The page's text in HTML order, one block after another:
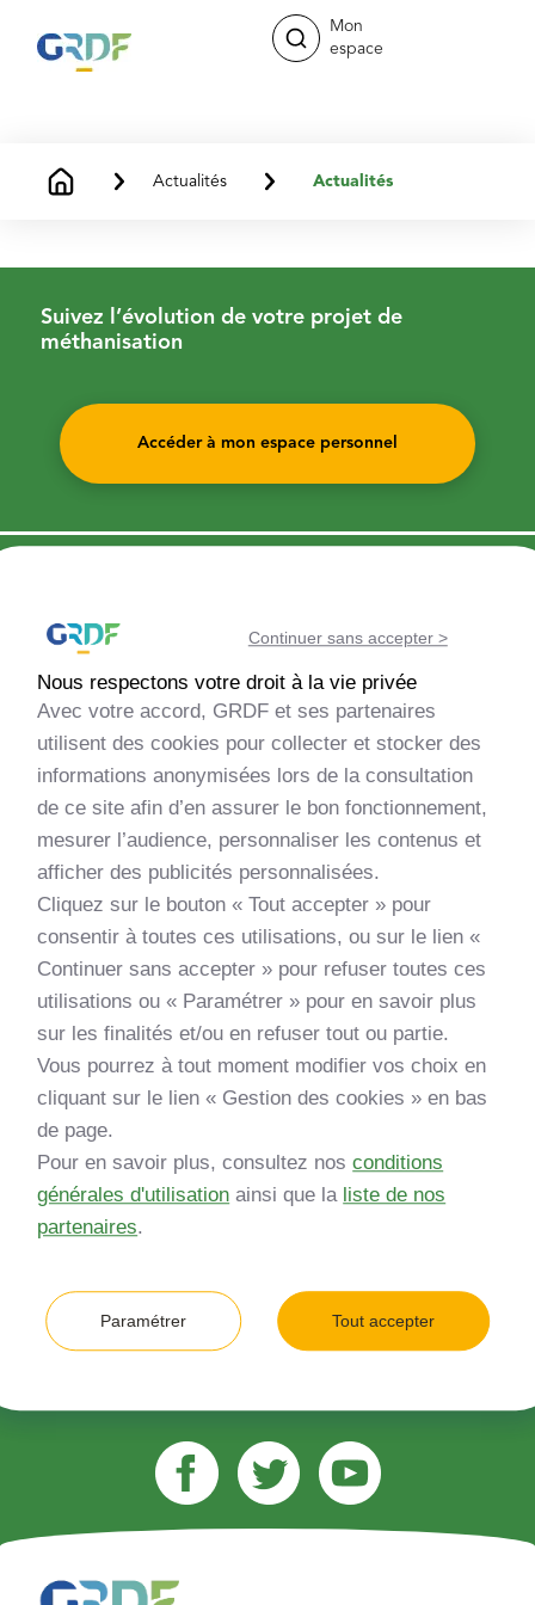
Mon
espace
Actualités Actualités
Suivez l’évolution de votre projet de
méthanisation
Accéder à mon espace personnel
Echanger avec la communauté
Evaluer la faisabilité de mon projet
Monter mon projet
Découvrir les nouveautés
Apprendre et me former
Inscrivez-vous à notre newsletter
Entreprise
Quelle est votre type d’entreprise ?
M’inscrire
Continuer sans accepter >
Nous respectons votre droit à la vie privée
Avec votre accord, GRDF et ses partenaires
utilisent des cookies pour collecter et stocker des
informations anonymisées lors de la consultation
de ce site afin d’en assurer le bon fonctionnement,
mesurer l’audience, personnaliser les contenus et
afficher des publicités personnalisées.
Cliquez sur le bouton « Tout accepter » pour
consentir à toutes ces utilisations, ou sur le lien «
Continuer sans accepter » pour refuser toutes ces
utilisations ou « Paramétrer » pour en savoir plus
sur les finalités et/ou en refuser tout ou partie.
Vous pourrez à tout moment modifier vos choix en
cliquant sur le lien « Gestion des cookies » en bas
de page.
Pour en savoir plus, consultez nosconditions
générales d'utilisation ainsi que la liste de nos
partenaires.
Paramétrer Tout accepter